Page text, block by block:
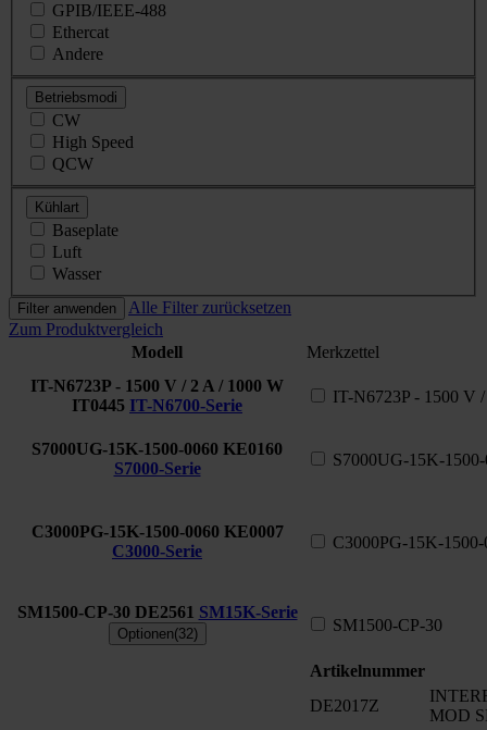
GPIB/IEEE-488
Ethercat
Andere
Betriebsmodi
CW
High Speed
QCW
Kühlart
Baseplate
Luft
Wasser
Filter anwenden
Alle Filter zurücksetzen
Zum Produktvergleich
Modell
Merkzettel
IT-N6723P - 1500 V / 2 A / 1000 W
IT0445 IT-N6700-Serie IT-N6723P - 1500 V
S7000UG-15K-1500-0060 KE0160
S7000-Serie
S7000UG-15K-
C3000PG-15K-1500-0060 KE0007
C3000-Serie
C3000PG-15K-1500-
SM1500-CP-30 DE2561 SM15K-Serie
Optionen(32) SM1500-CP-30
Artikelnummer
DE2017Z
MOD